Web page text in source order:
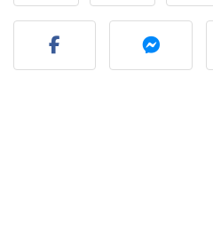
Publier